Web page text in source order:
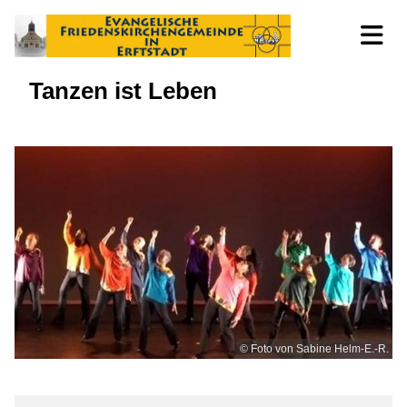
Tanzen ist Leben
© Foto von Sabine Helm-E.-R.